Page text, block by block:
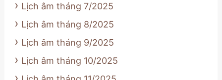
Lịch âm tháng 7/2025
Lịch âm tháng 8/2025
Lịch âm tháng 9/2025
Lịch âm tháng 10/2025